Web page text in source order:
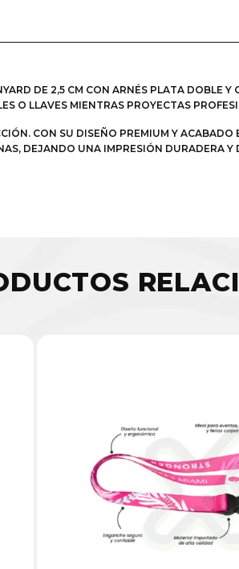
DE 2,5 CM CON ARNÉS PLATA DOBLE
O LLAVES MIENTRAS PROYECTAS
CON SU DISEÑO PREMIUM Y ACABADO
DEJANDO UNA IMPRESIÓN DURADERA